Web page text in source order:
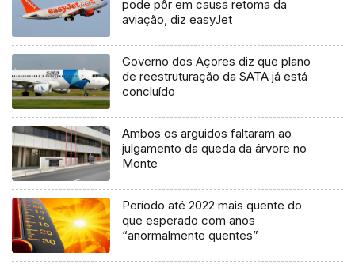
pode pôr em causa retoma da
aviação, diz easyJet
Governo dos Açores diz que plano
de reestruturação da SATA já está
concluído
Ambos os arguidos faltaram ao
julgamento da queda da árvore no
Monte
Período até 2022 mais quente do
que esperado com anos
“anormalmente quentes”